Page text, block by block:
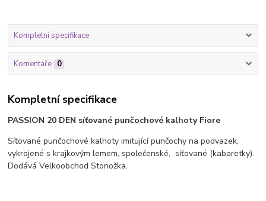
Kompletní specifikace
Komentáře 0
Kompletní specifikace
PASSION 20 DEN síťované punčochové kalhoty Fiore
Síťované punčochové kalhoty imitující punčochy na podvazek,
vykrojené s krajkovým lemem, společenské, síťované (kabaretky).
Dodává Velkoobchod Stonožka.